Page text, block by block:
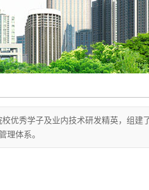
优秀学子及业内技术研发精英，组
理体系。